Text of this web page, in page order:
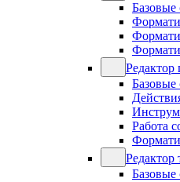
Базовые
Редактор
Базовые
Работа
Редактор
Базовые